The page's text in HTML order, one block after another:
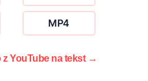
MP4
z YouTube na tekst →